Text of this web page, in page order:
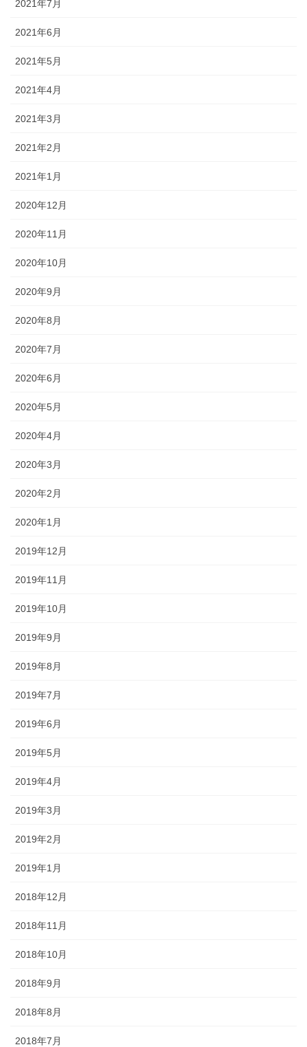
2021年7月
2021年6月
2021年5月
2021年4月
2021年3月
2021年2月
2021年1月
2020年12月
2020年11月
2020年10月
2020年9月
2020年8月
2020年7月
2020年6月
2020年5月
2020年4月
2020年3月
2020年2月
2020年1月
2019年12月
2019年11月
2019年10月
2019年9月
2019年8月
2019年7月
2019年6月
2019年5月
2019年4月
2019年3月
2019年2月
2019年1月
2018年12月
2018年11月
2018年10月
2018年9月
2018年8月
2018年7月